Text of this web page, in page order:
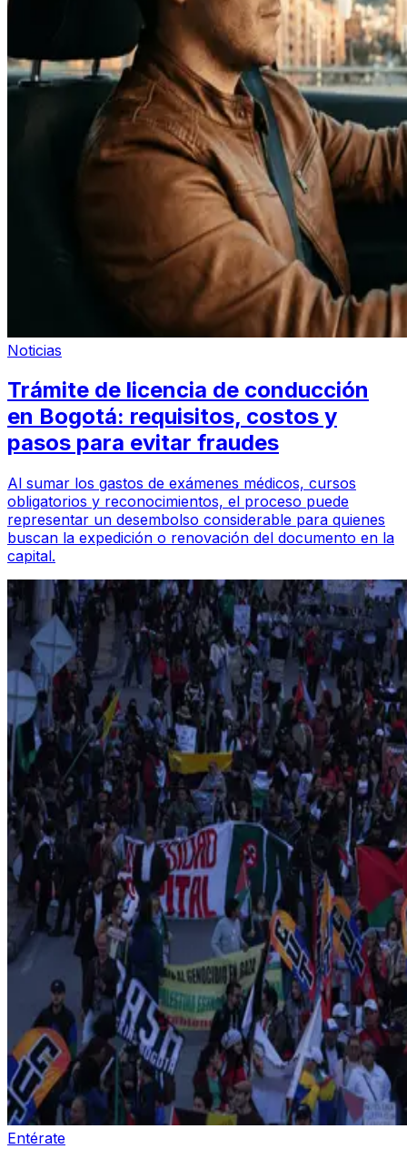
Noticias
Trámite de licencia de conducción
en Bogotá: requisitos, costos y
pasos para evitar fraudes
Al sumar los gastos de exámenes médicos, cursos
obligatorios y reconocimientos, el proceso puede
representar un desembolso considerable para quienes
buscan la expedición o renovación del documento en la
capital.
Entérate